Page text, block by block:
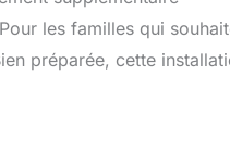
les familles qui
préparée, cette